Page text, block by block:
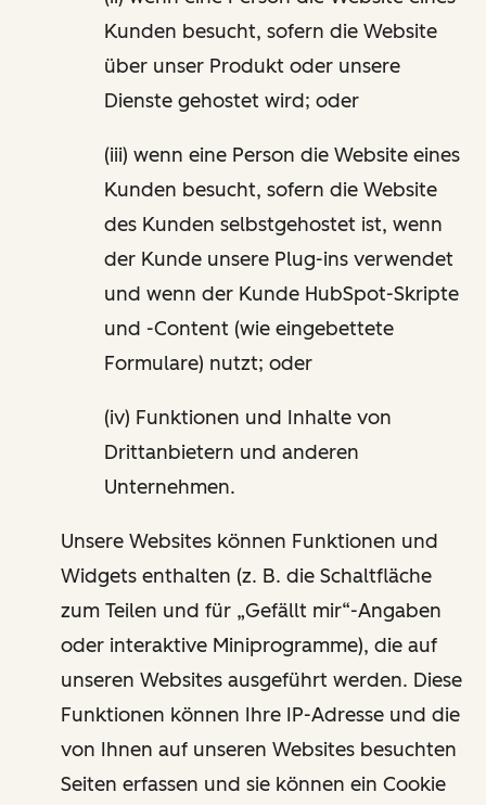
Kunden besucht, sofern die Website
über unser Produkt oder unsere
Dienste gehostet wird; oder
(iii) wenn eine Person die Website eines
Kunden besucht, sofern die Website
des Kunden selbstgehostet ist, wenn
der Kunde unsere Plug-ins verwendet
und wenn der Kunde HubSpot-Skripte
und -Content (wie eingebettete
Formulare) nutzt; oder
(iv) Funktionen und Inhalte von
Drittanbietern und anderen
Unternehmen.
Unsere Websites können Funktionen und
Widgets enthalten (z. B. die Schaltfläche
zum Teilen und für „Gefällt mir“-Angaben
oder interaktive Miniprogramme), die auf
unseren Websites ausgeführt werden. Diese
Funktionen können Ihre IP-Adresse und die
von Ihnen auf unseren Websites besuchten
Seiten erfassen und sie können ein Cookie